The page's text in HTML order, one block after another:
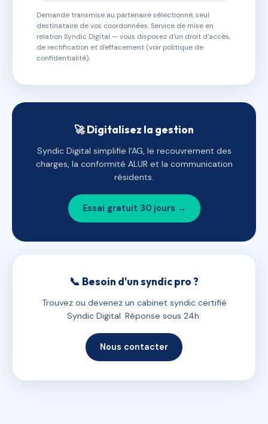
Demande transmise au partenaire sélectionné, seul
destinataire de vos coordonnées. Service de mise en
relation Syndic Digital — vous disposez d'un droit d'accès,
de rectification et d'effacement (voir politique de
confidentialité).
🚀 Digitalisez la gestion
Syndic Digital simplifie l'AG, le recouvrement des
charges, la conformité ALUR et la communication
résidents.
Essai gratuit 30 jours →
📞 Besoin d'un syndic pro ?
Trouvez ou devenez un cabinet syndic certifié
Syndic Digital. Réponse sous 24h.
Nous contacter